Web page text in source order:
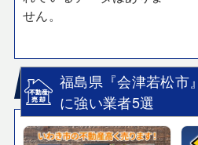
せん。
福島県『会津若松市
に強い業者5選